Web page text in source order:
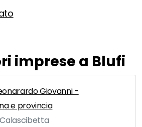
imprese a Blufi
Giovanni -
e provincia